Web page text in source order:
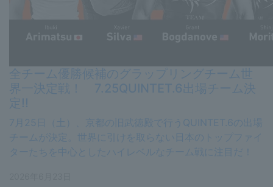
全チーム優勝候補のグラップリングチーム世
界一決定戦！ 7.25QUINTET.6出場チーム決
定!!
7月25日（土）、京都の旧武徳殿で行うQUINTET.6の出場
チームが決定。世界に引けを取らない日本のトップファイ
ターたちを中心としたハイレベルなチーム戦に注目だ！